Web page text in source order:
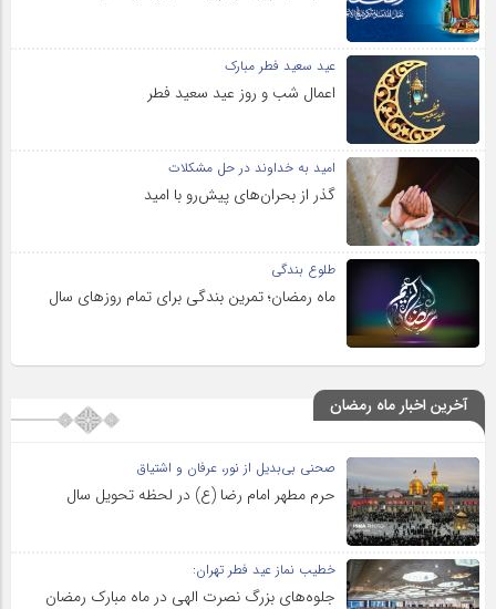
عید سعید فطر مبارک
اعمال شب و روز عید سعید فطر
امید به خداوند در حل مشکلات
گذر از بحران‌های پیش‌رو با امید
طلوع بندگی
ماه رمضان؛ تمرین بندگی برای تمام روزهای سال
آخرین اخبار ماه رمضان
صحنی بی‌بدیل از نور، عرفان و اشتیاق
حرم مطهر امام رضا (ع) در لحظه تحویل سال
خطیب نماز عید فطر تهران:
جلوه‌های بزرگ نصرت الهی در ماه مبارک رمضان